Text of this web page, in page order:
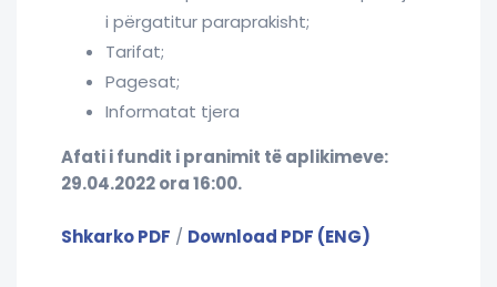
i përgatitur paraprakisht;
Tarifat;
Pagesat;
Informatat tjera
Afati i fundit i pranimit të aplikimeve:
29.04.2022 ora 16:00.
Shkarko PDF / Download PDF (ENG)